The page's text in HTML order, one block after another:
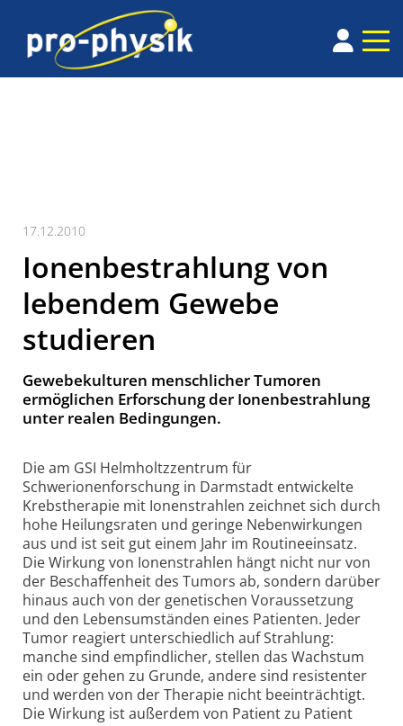
17.12.2010
Ionenbestrahlung von
lebendem Gewebe
studieren
Gewebekulturen menschlicher Tumoren
ermöglichen Erforschung der Ionenbestrahlung
unter realen Bedingungen.
Die am GSI Helmholtzzentrum für
Schwerionenforschung in Darmstadt entwickelte
Krebstherapie mit Ionenstrahlen zeichnet sich durch
hohe Heilungsraten und geringe Nebenwirkungen
aus und ist seit gut einem Jahr im Routineeinsatz.
Die Wirkung von Ionenstrahlen hängt nicht nur von
der Beschaffenheit des Tumors ab, sondern darüber
hinaus auch von der genetischen Voraussetzung
und den Lebensumständen eines Patienten. Jeder
Tumor reagiert unterschiedlich auf Strahlung:
manche sind empfindlicher, stellen das Wachstum
ein oder gehen zu Grunde, andere sind resistenter
und werden von der Therapie nicht beeinträchtigt.
Die Wirkung ist außerdem von Patient zu Patient